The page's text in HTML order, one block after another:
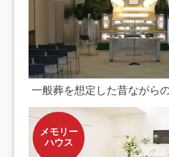
一般葬を想定した昔ながら
メモリー
ハウス